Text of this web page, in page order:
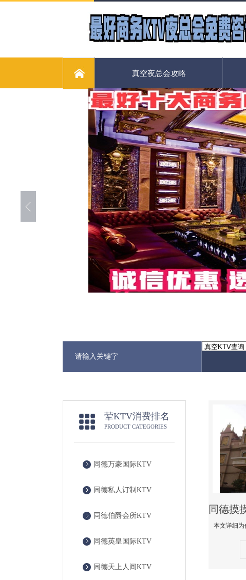
真空夜总会攻略
荤KTV消费排名
PRODUCT CATEGORIES
同德万豪国际KTV
同德私人订制KTV
同德伯爵会所KTV
同德英皇国际KTV
同德天上人间KTV